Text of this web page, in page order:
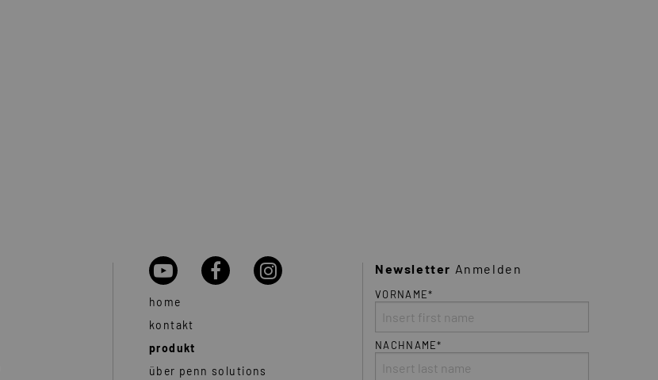
home
kontakt
produkt
über penn solutions
Newsletter Anmelden
VORNAME*
NACHNAME*